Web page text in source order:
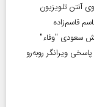
قاسم‌زاده
سعودی "وفاء"
ویرانگر روبه‌رو